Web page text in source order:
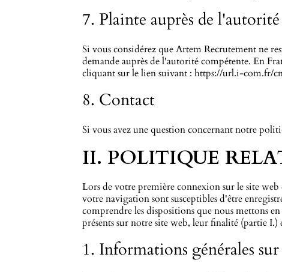
7. Plainte auprès de
Si vous considérez que Artem Recrutement ne
demande auprès de l'autorité compétente. En
cliquant sur le lien suivant : https://url.i-com.fr/
8. Contact
Si vous avez une question concernant notre
II. POLITIQUE
Lors de votre première connexion sur le site
votre navigation sont susceptibles d'être
comprendre les dispositions que nous mettons
présents sur notre site web, leur finalité (partie
1. Informations générales